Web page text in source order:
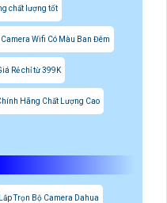
chất lượng tốt
Camera Wifi Có Màu Ban Đêm
Rẻ chỉ từ 399K
Hãng Chất Lượng Cao
Lắp Trọn Bộ Camera Dahua